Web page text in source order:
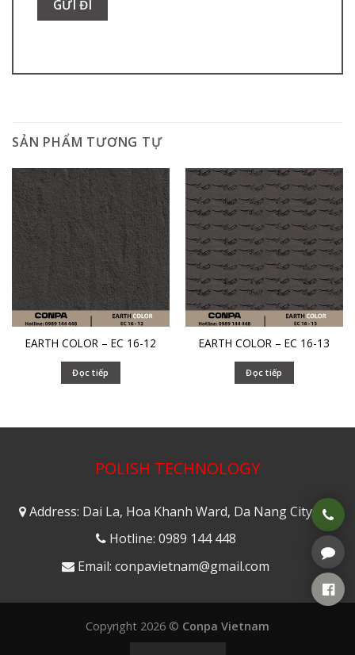
SẢN PHẨM TƯƠNG TỰ
EARTH COLOR – EC 16-12
Đọc tiếp
EARTH COLOR – EC 16-13
Đọc tiếp
POLISH TECHNOLOGY
Address: Dai La, Hoa Khanh Ward, Da Nang City
Hotline: 0989 144 448
Email: conpavietnam@gmail.com
Copyright 2026 © Conpa Vietnam